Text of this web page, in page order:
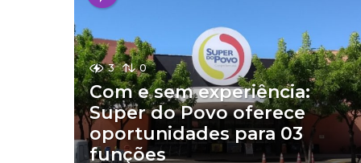
3 0
Com e sem experiência:
Super do Povo oferece
oportunidades para 03
funções